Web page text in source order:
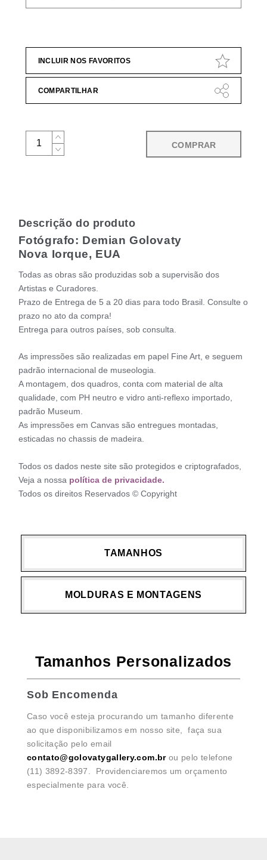
INCLUIR NOS FAVORITOS
COMPARTILHAR
COMPRAR
Descrição do produto
Fotógrafo: Demian Golovaty
Nova Iorque, EUA
Todas as obras são produzidas sob a supervisão dos
Artistas e Curadores.
Prazo de Entrega de 5 a 20 dias para todo Brasil. Consulte o
prazo no ato da compra!
Entrega para outros países, sob consulta.
As impressões são realizadas em papel Fine Art, e seguem
padrão internacional de museologia.
A montagem, dos quadros, conta com material de alta
qualidade, com PH neutro e vidro anti-reflexo importado,
padrão Museum.
As impressões em Canvas são entregues montadas,
esticadas no chassis de madeira.
Todos os dados neste site são protegidos e criptografados,
Veja a nossa política de privacidade.
Todos os direitos Reservados © Copyright
TAMANHOS
MOLDURAS E MONTAGENS
Tamanhos Personalizados
Sob Encomenda
Caso você esteja procurando um tamanho diferente
ao que disponibilizamos em nosso site, faça sua
solicitação pelo email
contato@golovatygallery.com.brou pelo telefone
(11) 3892-8397. Providenciaremos um orçamento
especialmente para você.